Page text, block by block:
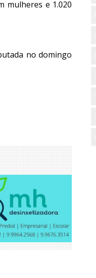
mulheres e 1.020
no domingo